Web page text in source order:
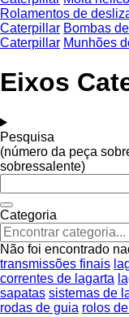
Rolamentos de
Caterpillar Bombas
Caterpillar Munhões
Eixos
Pesquisa
(número da peça
sobressalente)
Categoria
Não foi encontrado
transmissões finais
correntes de lagarta
sapatas sistemas de
rodas de guia rolos